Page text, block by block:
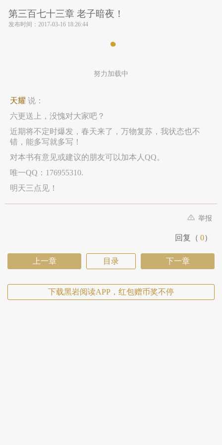
第三百七十三章 老子暗夜！
发布时间： 2017-03-16 18:26:44
努力加载中
天耀 说：
六更送上，没愧对大家吧？
近期将不定时爆发，春天来了，万物复苏，我状态也不
错，能多写就多写！
对本书有意见或建议的朋友可以加本人QQ。
唯一QQ：176955310.
明天三点见！
举报
回复（ 0）
上一章 目录 下一章
下载黑岩阅读APP，红包赠币奖不停